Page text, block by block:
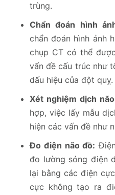
trùng.
Chẩn đoán hình
chẩn đoán hình ảnh
chụp CT có thể
vấn đề cấu trúc như
dấu hiệu của đột quỵ.
Xét nghiệm dịch
hợp, việc lấy mẫu
hiện các vấn đề như
Đo điện não đồ:
đo lường sóng điện
lại bằng các điện
cực không tạo ra